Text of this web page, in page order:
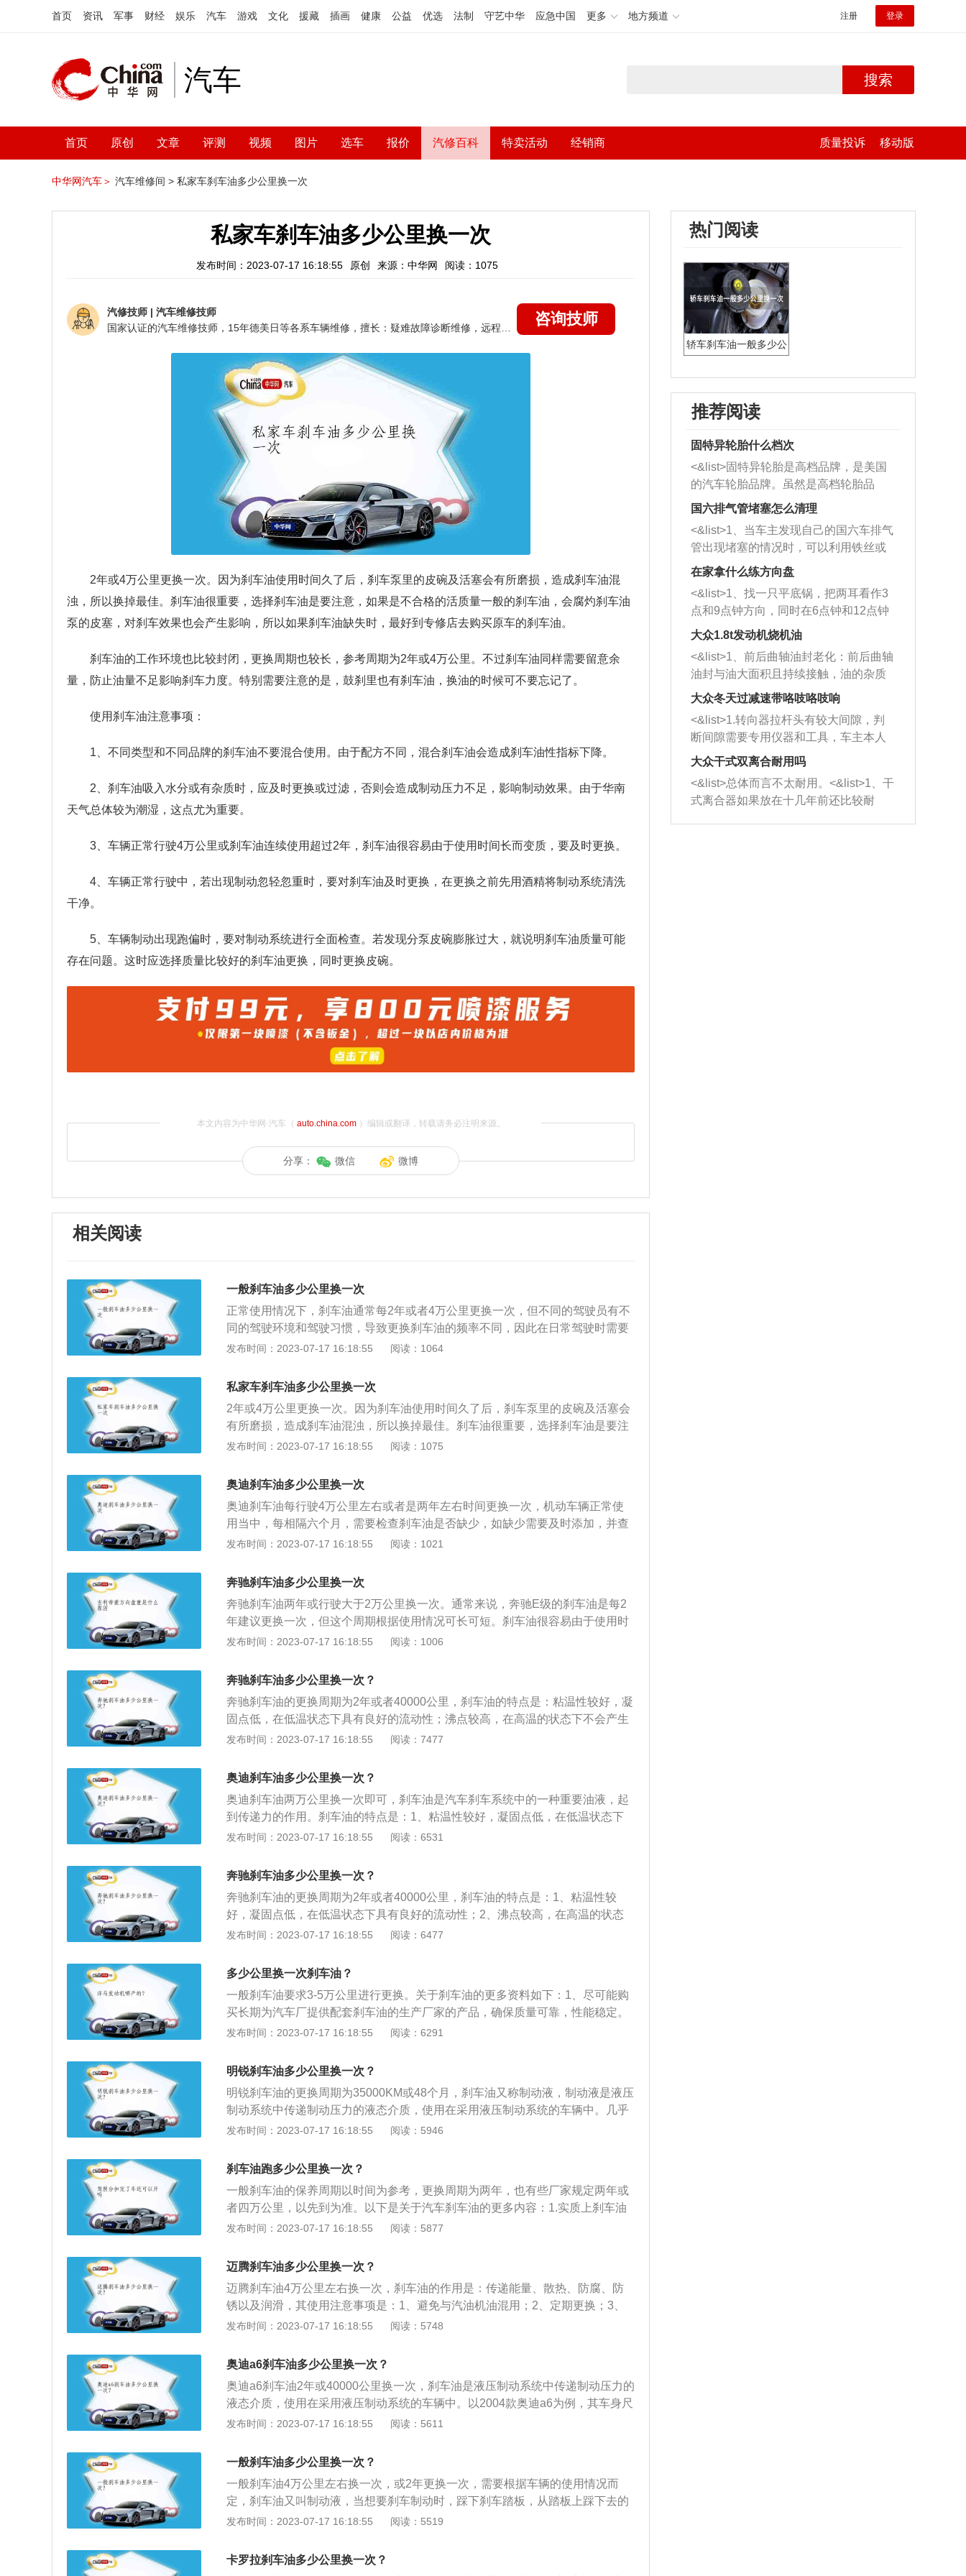
首页 资讯 军事 财经 娱乐 汽车 游戏 文化 援藏 插画 健康 公益 优选 法制 守艺中华 应急中国 更多 地方频道 注册 登录
汽车 搜索
首页 原创 文章 评测 视频 图片 选车 报价 汽修百科 特卖活动 经销商 质量投诉 移动版
中华网汽车＞ 汽车维修间 > 私家车刹车油多少公里换一次
私家车刹车油多少公里换一次
发布时间：2023-07-17 16:18:55 原创 来源：中华网 阅读：1075
汽修技师 | 汽车维修技师
咨询技师
2年或4万公里更换一次。因为刹车油使用时间久了后，刹车泵里的皮碗及活塞会有所磨损，造成刹车油混
浊，所以换掉最佳。刹车油很重要，选择刹车油是要注意，如果是不合格的活质量一般的刹车油，会腐灼刹车油
泵的皮塞，对刹车效果也会产生影响，所以如果刹车油缺失时，最好到专修店去购买原车的刹车油。
刹车油的工作环境也比较封闭，更换周期也较长，参考周期为2年或4万公里。不过刹车油同样需要留意余
量，防止油量不足影响刹车力度。特别需要注意的是，鼓刹里也有刹车油，换油的时候可不要忘记了。
使用刹车油注意事项：
1、不同类型和不同品牌的刹车油不要混合使用。由于配方不同，混合刹车油会造成刹车油性指标下降。
2、刹车油吸入水分或有杂质时，应及时更换或过滤，否则会造成制动压力不足，影响制动效果。由于华南
天气总体较为潮湿，这点尤为重要。
3、车辆正常行驶4万公里或刹车油连续使用超过2年，刹车油很容易由于使用时间长而变质，要及时更换。
4、车辆正常行驶中，若出现制动忽轻忽重时，要对刹车油及时更换，在更换之前先用酒精将制动系统清洗
干净。
5、车辆制动出现跑偏时，要对制动系统进行全面检查。若发现分泵皮碗膨胀过大，就说明刹车油质量可能
存在问题。这时应选择质量比较好的刹车油更换，同时更换皮碗。
本文内容为中华网·汽车（ auto.china.com）编辑或翻译，转载请务必注明来源。
分享： 微信 微博
相关阅读
一般刹车油多少公里换一次
正常使用情况下，刹车油通常每2年或者4万公里更换一次，但不同的驾驶员有不
同的驾驶环境和驾驶习惯，导致更换刹车油的频率不同，因此在日常驾驶时需要
及时检查刹车油的状态。刹车油更换注意事项:1.更换汽车刹车油时，需要去有资
油时，需要先清洗原车的刹车油，然后再添加新的刹车油。新旧刹车油混用容易
导致刹车油性能变差，行车安全得不到很好的保障。3.装有刹车油油位报警装置
的车辆在行驶中应及时观察报警指示灯，当刹车油不足时应及时添加刹车油，储
存的刹车油应保持在标定的最小容量刻度和最大容量刻度之间。4.行驶中如果出
现刹车跑偏，需要检查汽车的刹车系统。如果发现副缸杯膨胀过度，说明可能是
应检查刹车油。可能是刹车油的油位不适合当前的环境。
发布时间：2023-07-17 16:18:55 阅读：1064
私家车刹车油多少公里换一次
2年或4万公里更换一次。因为刹车油使用时间久了后，刹车泵里的皮碗及活塞会
有所磨损，造成刹车油混浊，所以换掉最佳。刹车油很重要，选择刹车油是要注
意，如果是不合格的活质量一般的刹车油，会腐灼刹车油泵的皮塞，对刹车效果
车油的工作环境也比较封闭，更换周期也较长，参考周期为2年或4万公里。不过
刹车油同样需要留意余量，防止油量不足影响刹车力度。特别需要注意的是，鼓
刹里也有刹车油，换油的时候可不要忘记了。使用刹车油注意事项：1、不同类
型和不同品牌的刹车油不要混合使用。由于配方不同，混合刹车油会造成刹车油
性指标下降。2、刹车油吸入水分或有杂质时，应及时更换或过滤，否则会造成
3、车辆正常行驶4万公里或刹车油连续使用超过2年，刹车油很容易由于使用时
间长而变质，要及时更换。4、车辆正常行驶中，若出现制动忽轻忽重时，要对
刹车油及时更换，在更换之前先用酒精将制动系统清洗干净。5、车辆制动出现
质量可能存在问题。这时应选择质量比较好的刹车油更换，同时更换皮碗。
发布时间：2023-07-17 16:18:55 阅读：1075
奥迪刹车油多少公里换一次
奥迪刹车油每行驶4万公里左右或者是两年左右时间更换一次，机动车辆正常使
用当中，每相隔六个月，需要检查刹车油是否缺少，如缺少需要及时添加，并查
找缺少原因，避免刹车系统出现故障。刹车油是车辆刹车系统和缺少的一部分，
成，刹车油通过刹车总泵输出压力，传输到刹车油管，刹车分泵，刹车卡钳当
中，从而达到工作目的。执行机动车辆的刹车系统工作，为机动车辆降速。
发布时间：2023-07-17 16:18:55 阅读：1021
奔驰刹车油多少公里换一次
奔驰刹车油两年或行驶大于2万公里换一次。通常来说，奔驰E级的刹车油是每2
年建议更换一次，但这个周期根据使用情况可长可短。刹车油很容易由于使用时
间长而变质，所以要注意及时更换。刹车油又叫汽车制动液，汽车制动液（刹车
力量，由刹车总泵的活塞，通过刹车油传递能量到车轮各分泵，使摩擦片涨开，
达到停止车辆前进的目的，当停止刹车时，返回弹簧拉回摩擦片到原来的位置。
刹车油在整个过程中起到的是力传递的作用。刹车油使用时间长了，表面上虽然
没多大影响，但当车辆在紧急制动或者长期在下坡路行驶的时候，问题就容易出
现了。刹车油的质量很重要，在选择刹车油时要多加注意，如果是不合格的或者
时要选择可靠的厂家，并且级别越高越好。
发布时间：2023-07-17 16:18:55 阅读：1006
奔驰刹车油多少公里换一次？
奔驰刹车油的更换周期为2年或者40000公里，刹车油的特点是：粘温性较好，凝
固点低，在低温状态下具有良好的流动性；沸点较高，在高温的状态下不会产生
气阻；品质变化小，不会引发金属和橡胶的腐蚀和变质。以下是刹车油需要更换
辆正常行驶中，出现制动忽轻忽重时，要对刹车油及时更换。3、分泵皮碗故
障：分泵皮碗膨胀过大。
发布时间：2023-07-17 16:18:55 阅读：7477
奥迪刹车油多少公里换一次？
奥迪刹车油两万公里换一次即可，刹车油是汽车刹车系统中的一种重要油液，起
到传递力的作用。刹车油的特点是：1、粘温性较好，凝固点低，在低温状态下
具有良好的流动性；2、沸点较高，在高温的状态下不会产生气阻；3、品质变化
吸入水分或有杂质；2、车辆正常行驶中，出现制动忽轻忽重时，要对刹车油及
时更换；3、分泵皮碗膨胀过大；4、每两年需更换刹车油。
发布时间：2023-07-17 16:18:55 阅读：6531
奔驰刹车油多少公里换一次？
奔驰刹车油的更换周期为2年或者40000公里，刹车油的特点是：1、粘温性较
好，凝固点低，在低温状态下具有良好的流动性；2、沸点较高，在高温的状态
下不会产生气阻；3、品质变化小，不会引发金属和橡胶的腐蚀和变质。刹车油
动忽轻忽重时，要对刹车油及时更换；3、分泵皮碗膨胀过大；4、每两年需更换
刹车油。
发布时间：2023-07-17 16:18:55 阅读：6477
多少公里换一次刹车油？
一般刹车油要求3-5万公里进行更换。关于刹车油的更多资料如下：1、尽可能购
买长期为汽车厂提供配套刹车油的生产厂家的产品，确保质量可靠，性能稳定。
2、汽车制动液俗称为刹车液，用于汽车制动系中传递压力使车轮制动器实现制
公里或刹车油连续使用超过2年，很容易由于使用时间长而变质，要及时更换。
发布时间：2023-07-17 16:18:55 阅读：6291
明锐刹车油多少公里换一次？
明锐刹车油的更换周期为35000KM或48个月，刹车油又称制动液，制动液是液压
制动系统中传递制动压力的液态介质，使用在采用液压制动系统的车辆中。几乎
所有家用车的制动系统都是液压，刹车油就是这个系统中传递压力的介质。简单
塞再推动刹车片挤压刹车盘，从而产生摩擦力让车减速。以下是刹车油的特性：
1、汽车刹车油的凝固点很低，在低温状态下具有良好的流动性。2、汽车刹车油
的沸点极高，在高温的状态下不会产生气阻。3、汽车刹车油使用的时候，你会
发觉它的品质变化很小，不会引发金属和橡胶的侵蚀。
发布时间：2023-07-17 16:18:55 阅读：5946
刹车油跑多少公里换一次？
一般刹车油的保养周期以时间为参考，更换周期为两年，也有些厂家规定两年或
者四万公里，以先到为准。以下是关于汽车刹车油的更多内容：1.实质上刹车油
是否更换主要取决于刹车油中的水含量。2.由于刹车油具有很强的吸水性，随着
3.刹车系统工作时会产生高温，刹车油中的水会气化，气体容易被压缩，会出现
刹车发软，制动无力危险。4.建议用刹车油检测仪来测量刹车油中的水分。
发布时间：2023-07-17 16:18:55 阅读：5877
迈腾刹车油多少公里换一次？
迈腾刹车油4万公里左右换一次，刹车油的作用是：传递能量、散热、防腐、防
锈以及润滑，其使用注意事项是：1、避免与汽油机油混用；2、定期更换；3、
选用质量较好的刹车油。以2020款迈腾为例，其是一款中型车，车身尺寸是：长
弗逊式独立悬架，后悬架是多连杆式独立悬架，搭载了1.4t涡轮增压发动机，最
大马力是150ps，最大扭矩是250nm，最大功率是110kw，与其匹配的是7挡双离
合变速箱。
发布时间：2023-07-17 16:18:55 阅读：5748
奥迪a6刹车油多少公里换一次？
奥迪a6刹车油2年或40000公里换一次，刹车油是液压制动系统中传递制动压力的
液态介质，使用在采用液压制动系统的车辆中。以2004款奥迪a6为例，其车身尺
寸是：长4886毫米、宽1810毫米、高1475毫米，轴距为2850毫米，最小离地间
大功率是110千瓦，最大扭矩是210牛米，与其匹配的是5挡手自一体变速箱。
发布时间：2023-07-17 16:18:55 阅读：5611
一般刹车油多少公里换一次？
一般刹车油4万公里左右换一次，或2年更换一次，需要根据车辆的使用情况而
定，刹车油又叫制动液，当想要刹车制动时，踩下刹车踏板，从踏板上踩下去的
力量，由刹车总泵的活塞，通过刹车油传递能量到车轮各分泵，将刹车片撑开，
3时，就意味着刹车油已经开始明显恶化，随时准备更换，因为刹车油中的含水
率决定了刹车油的沸点，含水率越高刹车油沸点越低，在连续制动过程中很容易
发布时间：2023-07-17 16:18:55 阅读：5519
卡罗拉刹车油多少公里换一次？
热门阅读
轿车刹车油一般多少公
推荐阅读
固特异轮胎什么档次
<&list>固特异轮胎是高档品牌，是美国
的汽车轮胎品牌。虽然是高档轮胎品
牌，但是中高低端的轮胎都有生产，这
也是为了更好的开拓市场。
国六排气管堵塞怎么清理
<&list>1、当车主发现自己的国六车排气
管出现堵塞的情况时，可以利用铁丝或
者是细棍，直接将杂物给取出来，如果
堵塞情况比较严重，也可以采取应急措
施。 <&list>2、直接利用木棍将所有的
杂物推到排气管里面的位置处，然后将
三元催化器拆解开，就可以将堵塞的东
西取出来。但如果是因为积碳过多引起
的堵塞，就需要将三元催化器泡在草酸
洗剂对堵塞的情况得到解决，将清洗剂
放在燃油箱中，与燃油混合后，车辆启
动时，就可以和汽油一起进入到燃烧
室，最后形成废气排出，就可以让三元
催化器得到清洗，排气管堵塞的情况就
能够得到解决。
在家拿什么练方向盘
<&list>1、找一只平底锅，把两耳看作3
点和9点钟方向，同时在6点钟和12点钟
方向做一个标记。 <&list>2、双手握住
一圈半的练习，往右同样也要打相同的
圈数。 <&list>3、最后强调要反复练
习，这样就可以形成肌肉记忆，在真实
驾驶车辆时，不需要记忆也能打好方
向。
大众1.8t发动机烧机油
<&list>1、前后曲轴油封老化：前后曲轴
油封与油大面积且持续接触，油的杂质
和发动机内持续温度变化使其密封效果
逐渐减弱，导致渗油或漏油。<&list>2、
活塞间隙过大：积碳会使活塞环与缸体
的间隙扩大，导致机油流入燃烧室中，
造成烧机油。<&list>3、机油粘度。使用
机油粘度过小的话，同样会有烧机油现
象，机油粘度过小具有很好的流动性，
大众冬天过减速带咯吱咯吱响
<&list>1.转向器拉杆头有较大间隙，判
断间隙需要专用仪器和工具，车主本人
无法制作，需要将车辆送到修理厂或4s
店；<&list>2.车辆半轴套管防尘罩破
裂，破裂后会出现漏油现象，使半轴磨
损严重，磨损的半轴容易损坏，产生异
响；<&list>3.稳定器的转向胶套和球头
大众干式双离合耐用吗
<&list>总体而言不太耐用。<&list>1、干
式离合器如果放在十几年前还比较耐